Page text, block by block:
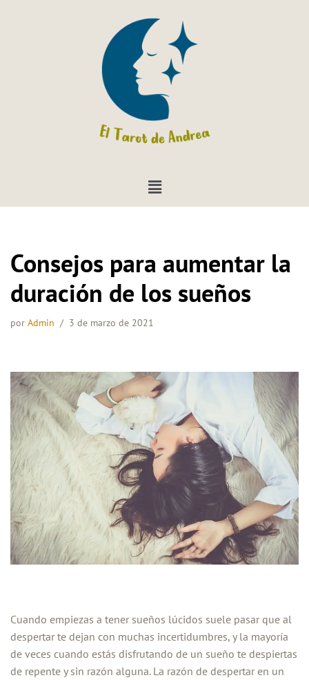
Consejos para aumentar la
duración de los sueños
por Admin 3 de marzo de 2021
Cuando empiezas a tener sueños lúcidos suele pasar que al
despertar te dejan con muchas incertidumbres, y la mayoría
de veces cuando estás disfrutando de un sueño te despiertas
de repente y sin razón alguna. La razón de despertar en un